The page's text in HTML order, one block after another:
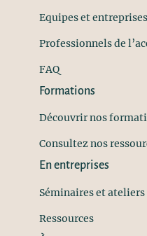
Equipes et entreprises
Professionnels de
FAQ
Formations
Découvrir nos
Consultez nos
En entreprises
Séminaires et ateliers
Ressources